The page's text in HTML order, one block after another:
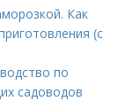
Как
(с
по
садоводов